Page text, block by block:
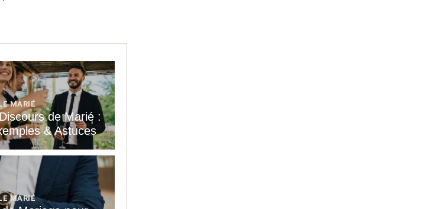
MARIÉ
de Marié :
& Astuces
MARIÉ